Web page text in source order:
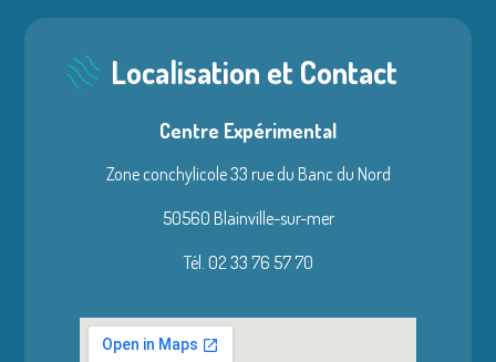
Localisation et Contact
Centre Expérimental
Zone conchylicole 33 rue du Banc du Nord
50560 Blainville-sur-mer
Tél. 02 33 76 57 70